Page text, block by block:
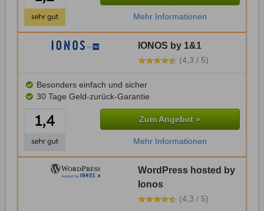
Mehr Informationen
IONOS by 1&1
(4,3 / 5)
Besonders einfach und sicher
30 Tage Geld-zurück-Garantie
Zum Angebot »
Mehr Informationen
WordPress hosted by
Ionos
(4,3 / 5)